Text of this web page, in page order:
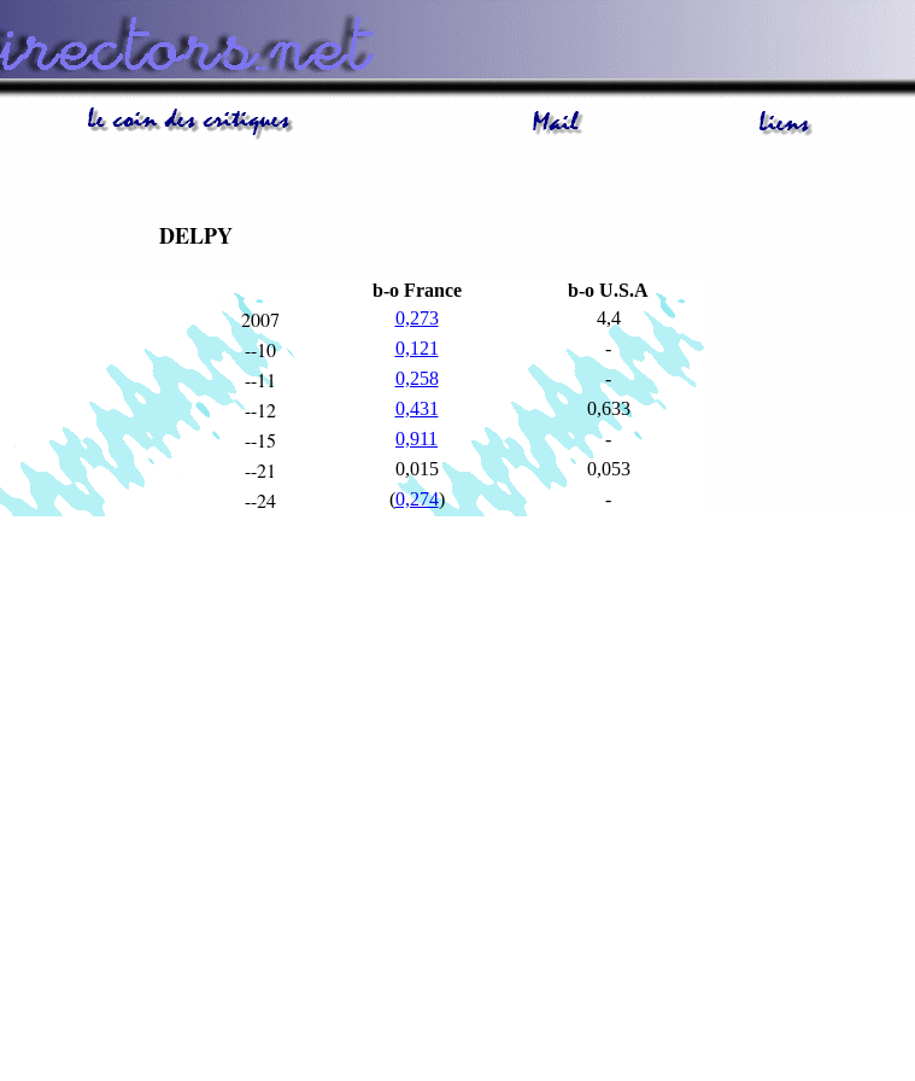
DELPY
b-o France b-o U.S.A
2007 0,273 4,4
--10 0,121 -
--11 0,258 -
--12 0,431 0,633
--15 0,911 -
--21 0,015 0,053
--24 (0,274) -